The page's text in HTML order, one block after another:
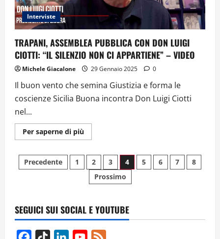
Interviste
TRAPANI, ASSEMBLEA PUBBLICA CON DON LUIGI
CIOTTI: “IL SILENZIO NON CI APPARTIENE” – VIDEO
Michele Giacalone 29 Gennaio 2025 0
Il buon vento che semina Giustizia e forma le
coscienze Sicilia Buona incontra Don Luigi Ciotti
nel...
Per saperne di piùUlteriori
informazioni
ASSEMBLEA
PUBBLICA
CON
DON
LUIGI
SILENZIO
NON
CI
–
Paginazione
articoli
Precedente 1 2 3 4 5 6 7
8
Prossimo
SEGUICI SUI SOCIAL E YOUTUBE